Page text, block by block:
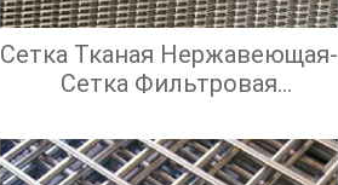
Сетка Тканая Нержавеющая-
Сетка Фильтровая